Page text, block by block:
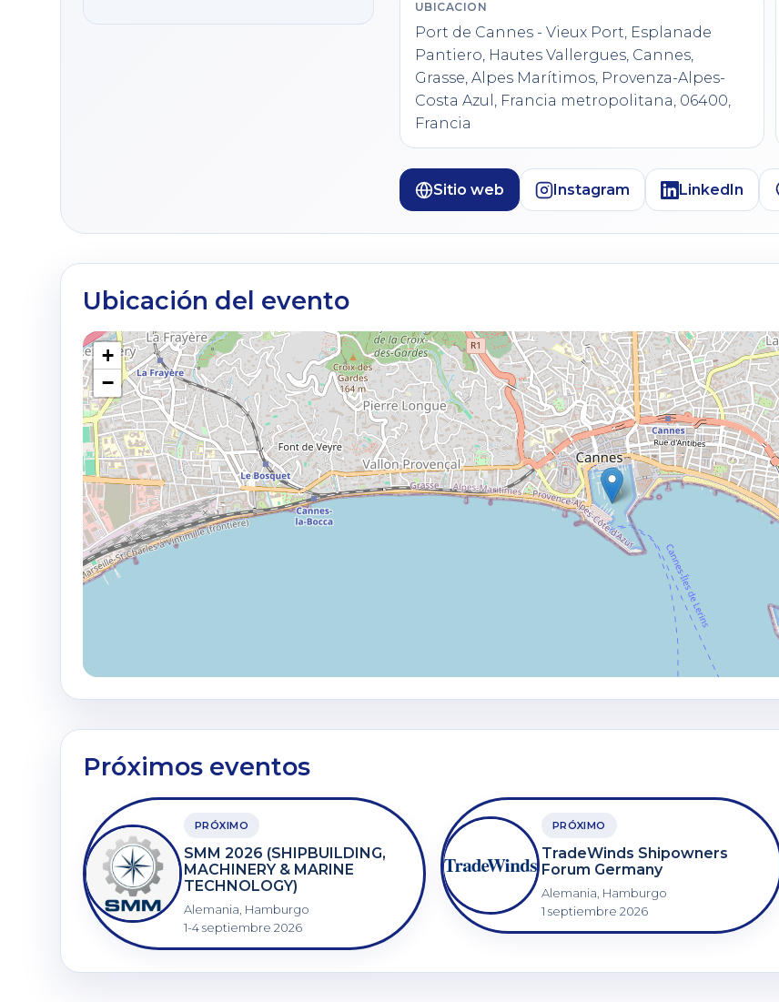
UBICACION
Port de Cannes - Vieux Port, Esplanade
Pantiero, Hautes Vallergues, Cannes,
Grasse, Alpes Marítimos, Provenza-Alpes-
Costa Azul, Francia metropolitana, 06400,
Francia
Sitio web Instagram LinkedIn
Ubicación del evento
+
−
Próximos eventos
PRÓXIMO
SMM 2026 (SHIPBUILDING,
MACHINERY & MARINE
TECHNOLOGY)
Alemania, Hamburgo
1-4 septiembre 2026
PRÓXIMO
TradeWinds Shipowners
Forum Germany
Alemania, Hamburgo
1 septiembre 2026